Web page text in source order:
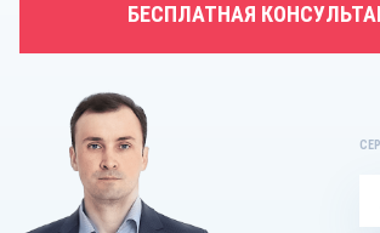
БЕСПЛАТНАЯ